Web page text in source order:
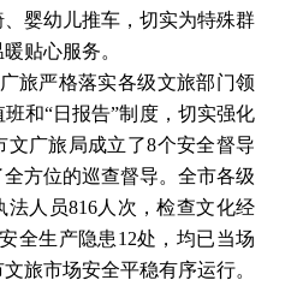
婴幼儿推车，切实为特殊群
贴心服务。
严格落实各级文旅部门领
和“日报告”制度，切实强化
文广旅局成立了8个安全督导
方位的巡查督导。全市各级
人员816人次，检查文化经
全生产隐患12处，均已当场
旅市场安全平稳有序运行。